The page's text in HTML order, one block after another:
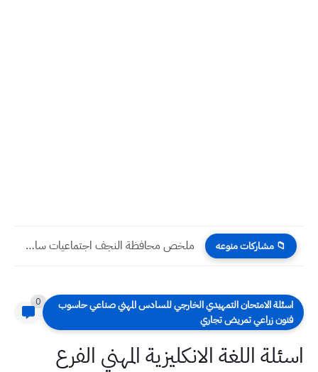
📁 مشاركات منوعه ملخص محافظة النجف اجتماعيات سادس ابتدائي مع حل الاسئلة كاملة
الامتحان التمهيدي الخارجي للسادس المهني صناعي حاسوب
زراعي تمريض تجاري
0
اللغة الانكليزية المهني الفرع